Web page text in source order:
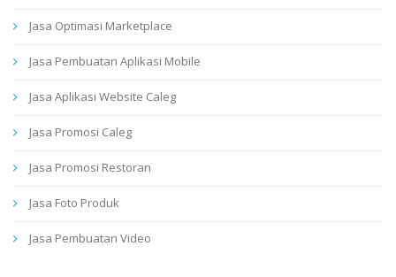
Jasa Optimasi Marketplace
Jasa Pembuatan Aplikasi Mobile
Jasa Aplikasi Website Caleg
Jasa Promosi Caleg
Jasa Promosi Restoran
Jasa Foto Produk
Jasa Pembuatan Video